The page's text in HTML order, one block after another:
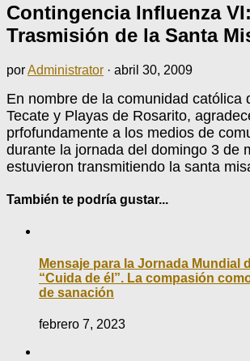
Contingencia Influenza VI:
Trasmisión de la Santa
porAdministrator · abril 30, 2009
En nombre de la comunidad católica
Tecate y Playas de Rosarito,
prfofundamente a los medios de
durante la jornada del domingo 3 de
estuvieron transmitiendo la santa
También te podría gustar...
Mensaje para la Jornada Mundial
“Cuida de él”. La compasión
de sanación
febrero 7, 2023